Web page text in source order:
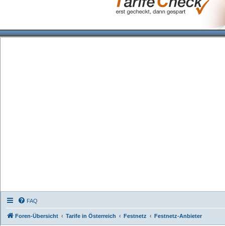
FAQ
Foren-Übersicht Tarife in Österreich Festnetz Festnetz-Anbieter